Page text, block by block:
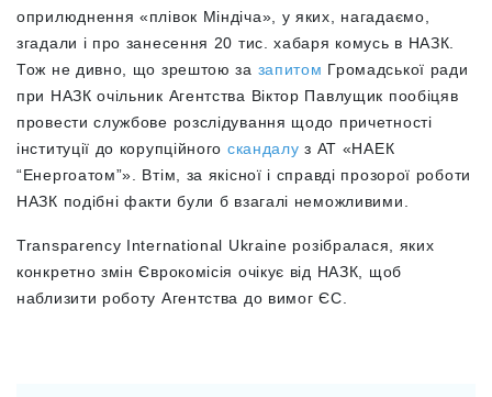
оприлюднення «плівок Міндіча», у яких, нагадаємо,
згадали і про занесення 20 тис. хабаря комусь в НАЗК.
Тож не дивно, що зрештою за запитом Громадської ради
при НАЗК очільник Агентства Віктор Павлущик пообіцяв
провести службове розслідування щодо причетності
інституції до корупційного скандалу з АТ «НАЕК
“Енергоатом”». Втім, за якісної і справді прозорої роботи
НАЗК подібні факти були б взагалі неможливими.
Transparency International Ukraine розібралася, яких
конкретно змін Єврокомісія очікує від НАЗК, щоб
наблизити роботу Агентства до вимог ЄС.